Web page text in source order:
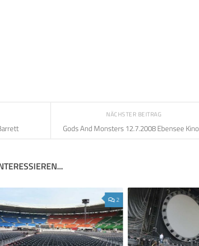
NÄCHSTER BEITRAG
Gods And Monsters 12.7.2008 Ebensee Kino
2